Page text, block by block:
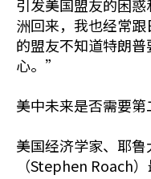
引发美国盟友的困
洲回来，我也经常
的盟友不知道特朗
心。”
美中未来是否需要第
美国经济学家、耶
（Stephen Roach